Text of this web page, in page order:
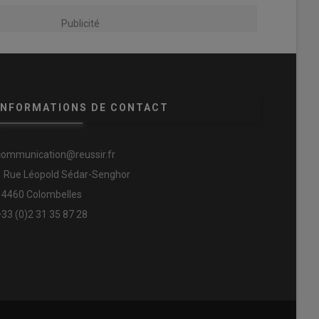
Publicité
INFORMATIONS DE CONTACT
Rue Léopold Sédar-Senghor
Colombelles
(0)2 31 35 87 28